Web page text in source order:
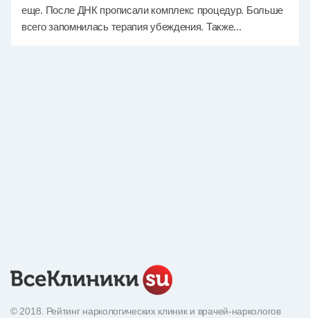
еще. После ДНК прописали комплекс процедур. Больше
всего запомнилась терапия убеждения. Также...
© 2018. Рейтинг наркологических клиник и врачей-наркологов